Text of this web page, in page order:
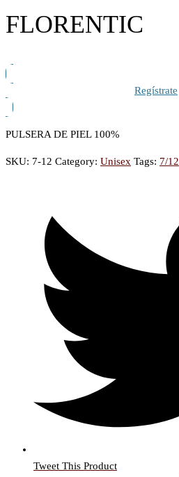
FLORENTIC
Regístrate
PULSERA DE PIEL 100%
SKU: 7-12 Category: Unisex Tags: 7/12
Tweet This Product